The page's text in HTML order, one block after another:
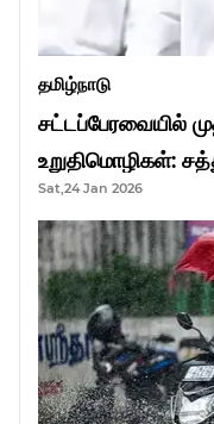
தமிழ்நாடு
சட்டப்பேரவையில்
உறுதிமொழிகள்:
ஆசிரியர்களுக்கு
Sat,24 Jan 2026